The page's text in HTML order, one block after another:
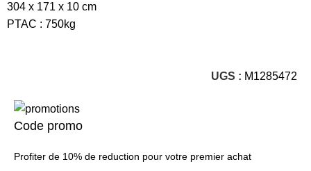
304 x 171 x 10 cm
PTAC : 750kg
UGS : M1285472
Code promo
Profiter de 10% de reduction pour votre premier achat